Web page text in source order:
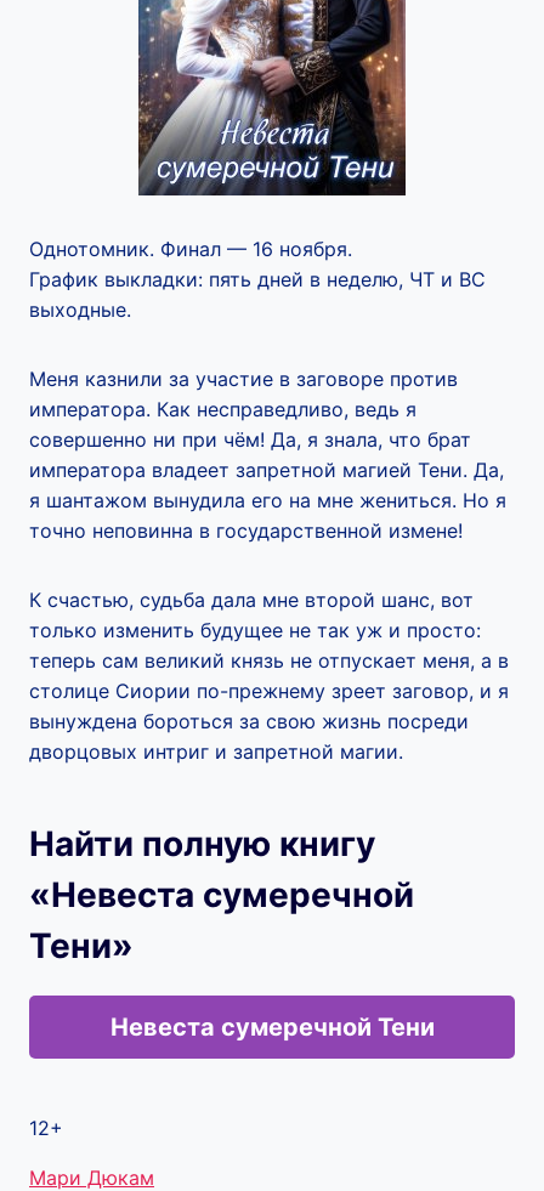
Однотомник. Финал — 16 ноября.
График выкладки: пять дней в неделю, ЧТ и ВС
выходные.
Меня казнили за участие в заговоре против
императора. Как несправедливо, ведь я
совершенно ни при чём! Да, я знала, что брат
императора владеет запретной магией Тени. Да,
я шантажом вынудила его на мне жениться. Но я
точно неповинна в государственной измене!
К счастью, судьба дала мне второй шанс, вот
только изменить будущее не так уж и просто:
теперь сам великий князь не отпускает меня, а в
столице Сиории по-прежнему зреет заговор, и я
вынуждена бороться за свою жизнь посреди
дворцовых интриг и запретной магии.
Найти полную книгу
«Невеста сумеречной
Тени»
Невеста сумеречной Тени
12+
Метки
Мари Дюкам